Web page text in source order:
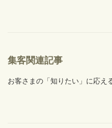
集客関連記事
お客さまの「知りたい」に応え